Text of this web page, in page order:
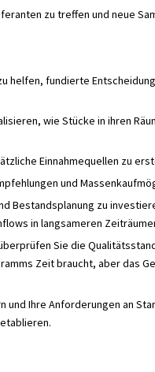
zu treffen und neue
helfen, fundierte
wie Stücke in ihren
Einnahmequellen zu
und
Bestandsplanung zu
in langsameren
Sie die
Zeit braucht, aber das
Ihre Anforderungen an